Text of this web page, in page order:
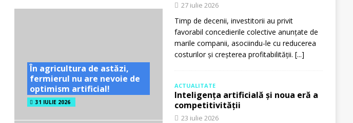
În agricultura de astăzi,
fermierul nu are nevoie de
optimism artificial!
31 IULIE 2026
27 iulie 2026
Timp de decenii, investitorii au privit
favorabil concedierile colective anunțate de
marile companii, asociindu-le cu reducerea
costurilor și creșterea profitabilității. [...]
ACTUALITATE
Inteligența artificială și noua eră a
competitivității
23 iulie 2026